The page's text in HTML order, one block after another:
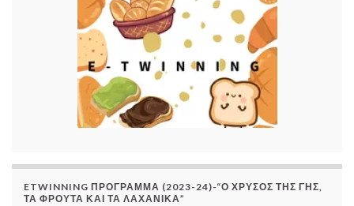
ETWINNING ΠΡΌΓΡΑΜΜΑ (2023-24)-“Ο ΧΡΥΣΌΣ ΤΗΣ ΓΗΣ,
ΤΑ ΦΡΟΎΤΑ ΚΑΙ ΤΑ ΛΑΧΑΝΙΚΆ”